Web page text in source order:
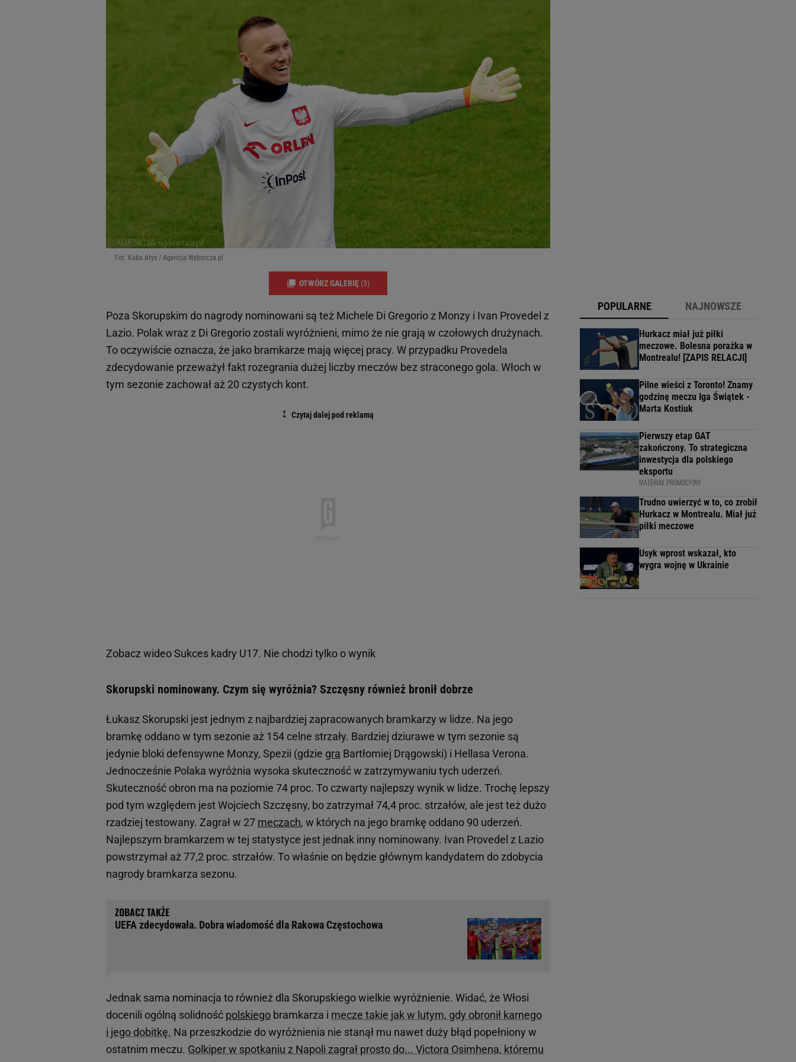
Fot. Kuba Atys / Agencja Wyborcza.pl
OTWÓRZ GALERIĘ (3)
Poza Skorupskim do nagrody nominowani są też Michele Di Gregorio z Monzy i Ivan Provedel z
Lazio. Polak wraz z Di Gregorio zostali wyróżnieni, mimo że nie grają w czołowych drużynach.
To oczywiście oznacza, że jako bramkarze mają więcej pracy. W przypadku Provedela
zdecydowanie przeważył fakt rozegrania dużej liczby meczów bez straconego gola. Włoch w
tym sezonie zachował aż 20 czystych kont.
Zobacz wideoSukces kadry U17. Nie chodzi tylko o wynik
Skorupski nominowany. Czym się wyróżnia? Szczęsny również bronił dobrze
Łukasz Skorupski jest jednym z najbardziej zapracowanych bramkarzy w lidze. Na jego
bramkę oddano w tym sezonie aż 154 celne strzały. Bardziej dziurawe w tym sezonie są
jedynie bloki defensywne Monzy, Spezii (gdzie gra Bartłomiej Drągowski) i Hellasa Verona.
Jednocześnie Polaka wyróżnia wysoka skuteczność w zatrzymywaniu tych uderzeń.
Skuteczność obron ma na poziomie 74 proc. To czwarty najlepszy wynik w lidze. Trochę lepszy
pod tym względem jest Wojciech Szczęsny, bo zatrzymał 74,4 proc. strzałów, ale jest też dużo
rzadziej testowany. Zagrał w 27 meczach, w których na jego bramkę oddano 90 uderzeń.
Najlepszym bramkarzem w tej statystyce jest jednak inny nominowany. Ivan Provedel z Lazio
powstrzymał aż 77,2 proc. strzałów. To właśnie on będzie głównym kandydatem do zdobycia
nagrody bramkarza sezonu.
UEFA zdecydowała. Dobra wiadomość dla Rakowa Częstochowa
Jednak sama nominacja to również dla Skorupskiego wielkie wyróżnienie. Widać, że Włosi
docenili ogólną solidność polskiego bramkarza i mecze takie jak w lutym, gdy obronił karnego
i jego dobitkę. Na przeszkodzie do wyróżnienia nie stanął mu nawet duży błąd popełniony w
ostatnim meczu. Golkiper w spotkaniu z Napoli zagrał prosto do... Victora Osimhena, któremu
POPULARNE NAJNOWSZE
Hurkacz miał już piłki
meczowe. Bolesna porażka w
Montrealu! [ZAPIS RELACJI]
Pilne wieści z Toronto! Znamy
godzinę meczu Iga Świątek -
Marta Kostiuk
Pierwszy etap GAT
zakończony. To strategiczna
inwestycja dla polskiego
eksportu
MATERIAŁ PROMOCYJNY
Trudno uwierzyć w to, co zrobił
Hurkacz w Montrealu. Miał już
piłki meczowe
Usyk wprost wskazał, kto
wygra wojnę w Ukrainie